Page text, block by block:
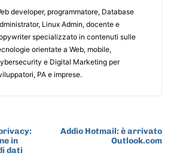
developer, programmatore, Database
Linux Admin, docente e
specializzato in contenuti sulle
orientate a Web, mobile,
e Digital Marketing per
PA e imprese.
in
dati
Addio Hotmail: è arrivato
Outlook.com